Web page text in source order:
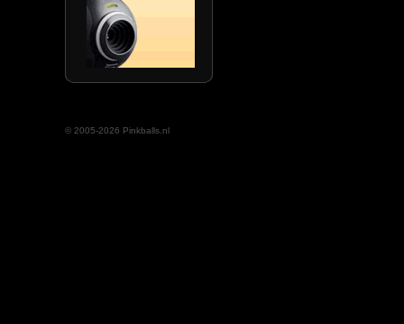
© 2005-2026 Pinkballs.nl